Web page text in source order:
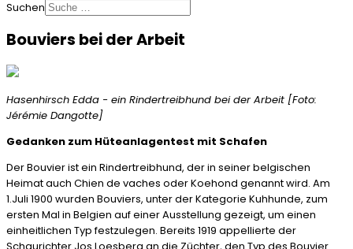
Suchen
Bouviers bei der Arbeit
Hasenhirsch Edda - ein Rindertreibhund bei der Arbeit [Foto:
Jérémie Dangotte]
Gedanken zum Hüteanlagentest mit Schafen
Der Bouvier ist ein Rindertreibhund, der in seiner belgischen
Heimat auch Chien de vaches oder Koehond genannt wird. Am
1.Juli 1900 wurden Bouviers, unter der Kategorie Kuhhunde, zum
ersten Mal in Belgien auf einer Ausstellung gezeigt, um einen
einheitlichen Typ festzulegen. Bereits 1919 appellierte der